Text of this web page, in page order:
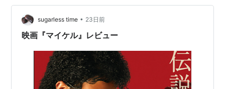
です。 両藩の大名のキャラクターが面白く、家臣や領民
とのやりとりなども描かれ、重いテーマになりそうなと
ころが軽妙なタッチで物語が進み、緊迫し…
sugarless time • 23日前
映画『マイケル』レビュー